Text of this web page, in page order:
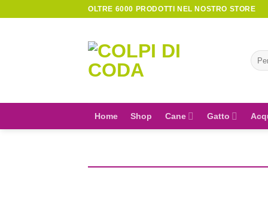
OLTRE 6000 PRODOTTI NEL NOSTRO STORE
Home Shop Cane Gatto